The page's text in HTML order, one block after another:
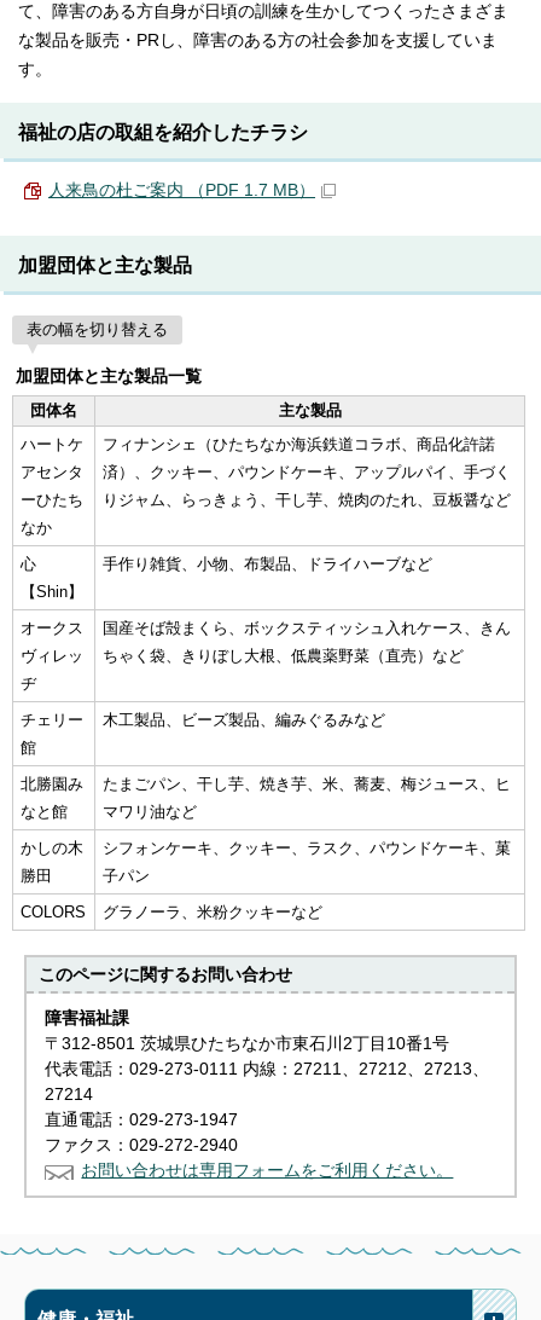
て、障害のある方自身が日頃の訓練を生かしてつくったさまざま
な製品を販売・PRし、障害のある方の社会参加を支援していま
す。
福祉の店の取組を紹介したチラシ
人来鳥の杜ご案内 （PDF 1.7 MB）
加盟団体と主な製品
表の幅を切り替える
加盟団体と主な製品一覧
団体名
主な製品
ハートケ
アセンタ
ーひたち
なか
フィナンシェ（ひたちなか海浜鉄道コラボ、商品化許諾
済）、クッキー、パウンドケーキ、アップルパイ、手づく
りジャム、らっきょう、干し芋、焼肉のたれ、豆板醤など
心
【Shin】
手作り雑貨、小物、布製品、ドライハーブなど
オークス
ヴィレッ
ヂ
国産そば殻まくら、ボックスティッシュ入れケース、きん
ちゃく袋、きりぼし大根、低農薬野菜（直売）など
チェリー
館
木工製品、ビーズ製品、編みぐるみなど
北勝園み
なと館
たまごパン、干し芋、焼き芋、米、蕎麦、梅ジュース、ヒ
マワリ油など
かしの木
勝田
シフォンケーキ、クッキー、ラスク、パウンドケーキ、菓
子パン
COLORS
グラノーラ、米粉クッキーなど
このページに関するお問い合わせ
障害福祉課
〒312-8501 茨城県ひたちなか市東石川2丁目10番1号
代表電話：029-273-0111 内線：27211、27212、27213、
27214
直通電話：029-273-1947
ファクス：029-272-2940
お問い合わせは専用フォームをご利用ください。